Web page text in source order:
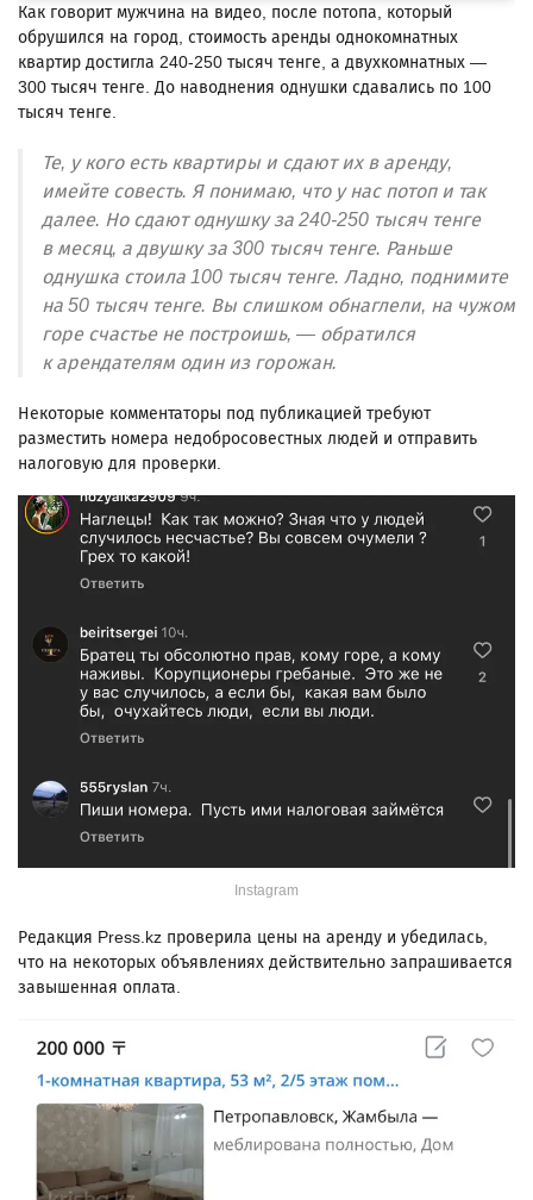
Как говорит мужчина на видео, после потопа, который
обрушился на город, стоимость аренды однокомнатных
квартир достигла 240-250 тысяч тенге, а двухкомнатных —
300 тысяч тенге. До наводнения однушки сдавались по 100
тысяч тенге.
Те, у кого есть квартиры и сдают их в аренду,
имейте совесть. Я понимаю, что у нас потоп и так
далее. Но сдают однушку за 240-250 тысяч тенге
в месяц, а двушку за 300 тысяч тенге. Раньше
однушка стоила 100 тысяч тенге. Ладно, поднимите
на 50 тысяч тенге. Вы слишком обнаглели, на чужом
горе счастье не построишь, — обратился
к арендателям один из горожан.
Некоторые комментаторы под публикацией требуют
разместить номера недобросовестных людей и отправить
налоговую для проверки.
Instagram
Редакция Press.kz проверила цены на аренду и убедилась,
что на некоторых объявлениях действительно запрашивается
завышенная оплата.